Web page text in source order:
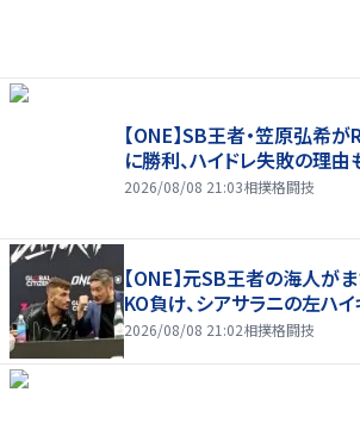
【ONE】SB王者・笠原弘希
に勝利、ハイドレ失敗の理由
2026/08/08 21:03相撲格闘技
【ONE】元SB王者の海人が
KO負け、シアサラニの左ハ
2026/08/08 21:02相撲格闘技